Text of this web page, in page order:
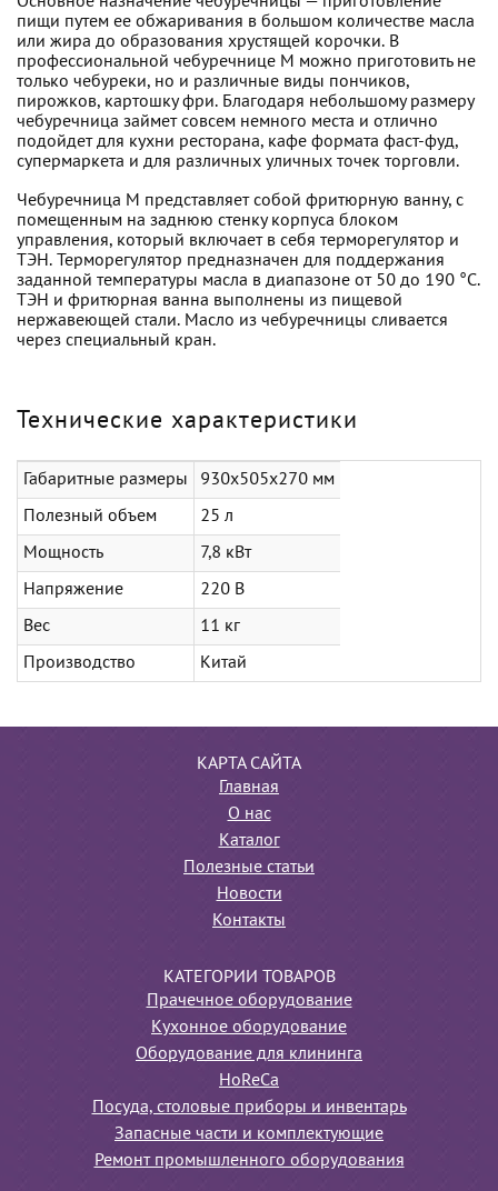
пищи путем ее обжаривания в большом количестве масла
или жира до образования хрустящей корочки. В
профессиональной чебуречнице М можно приготовить не
только чебуреки, но и различные виды пончиков,
пирожков, картошку фри. Благодаря небольшому размеру
чебуречница займет совсем немного места и отлично
подойдет для кухни ресторана, кафе формата фаст-фуд,
супермаркета и для различных уличных точек торговли.
Чебуречница М представляет собой фритюрную ванну, с
помещенным на заднюю стенку корпуса блоком
управления, который включает в себя терморегулятор и
ТЭН. Терморегулятор предназначен для поддержания
заданной температуры масла в диапазоне от 50 до 190 °C.
ТЭН и фритюрная ванна выполнены из пищевой
нержавеющей стали. Масло из чебуречницы сливается
через специальный кран.
Технические характеристики
Габаритные размеры 930х505х270 мм
Полезный объем 25 л
Мощность 7,8 кВт
Напряжение 220 В
Вес 11 кг
Производство Китай
КАРТА САЙТА
Главная
О нас
Каталог
Полезные статьи
Новости
Контакты
КАТЕГОРИИ ТОВАРОВ
Прачечное оборудование
Кухонное оборудование
Оборудование для клининга
HoReCa
Посуда, столовые приборы и инвентарь
Запасные части и комплектующие
Ремонт промышленного оборудования